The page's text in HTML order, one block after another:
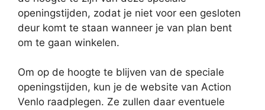
openingstijden, zodat je niet voor een gesloten
deur komt te staan wanneer je van plan bent
om te gaan winkelen.
Om op de hoogte te blijven van de speciale
openingstijden, kun je de website van Action
Venlo raadplegen. Ze zullen daar eventuele